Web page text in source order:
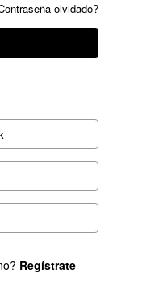
olvidado?
Regístrate